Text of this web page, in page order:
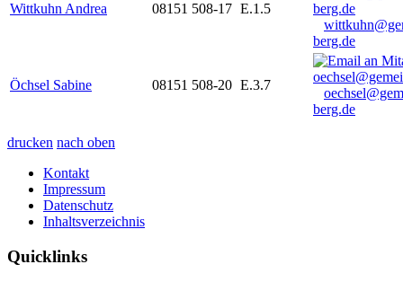
Wittkuhn Andrea 08151 508-17 E.1.5
berg.de
Öchsel Sabine 08151 508-20 E.3.7
berg.de
drucken nach oben
Kontakt
Impressum
Datenschutz
Inhaltsverzeichnis
Quicklinks